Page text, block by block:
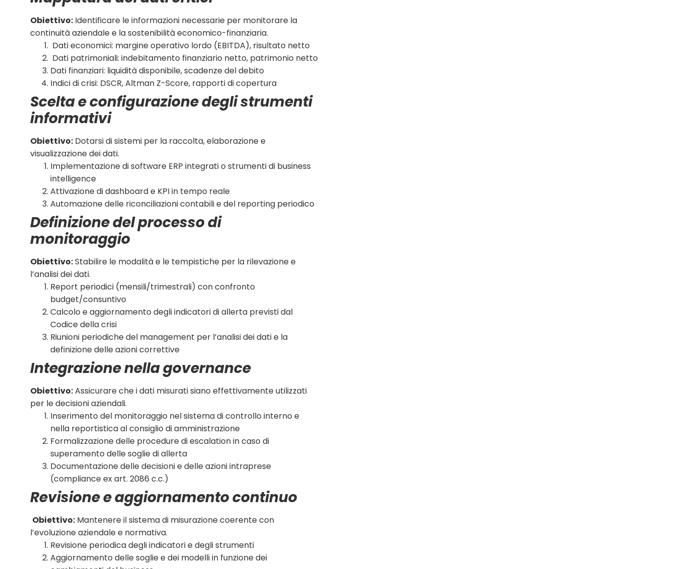
Obiettivo: Identificare le informazioni necessarie per monitorare la
continuità aziendale e la sostenibilità economico-finanziaria.
Dati economici: margine operativo lordo (EBITDA), risultato netto
Dati patrimoniali: indebitamento finanziario netto, patrimonio netto
Dati finanziari: liquidità disponibile, scadenze del debito
Indici di crisi: DSCR, Altman Z-Score, rapporti di copertura
Scelta e configurazione degli strumenti
informativi
Obiettivo: Dotarsi di sistemi per la raccolta, elaborazione e
visualizzazione dei dati.
Implementazione di software ERP integrati o strumenti di business
intelligence
Attivazione di dashboard e KPI in tempo reale
Automazione delle riconciliazioni contabili e del reporting periodico
Definizione del processo di
monitoraggio
Obiettivo:Stabilire le modalità e le tempistiche per la rilevazione e
l’analisi dei dati.
Report periodici (mensili/trimestrali) con confronto
budget/consuntivo
Calcolo e aggiornamento degli indicatori di allerta previsti dal
Codice della crisi
Riunioni periodiche del management per l’analisi dei dati e la
definizione delle azioni correttive
Integrazione nella governance
Obiettivo:Assicurare che i dati misurati siano effettivamente utilizzati
per le decisioni aziendali.
Inserimento del monitoraggio nel sistema di controllo interno e
nella reportistica al consiglio di amministrazione
Formalizzazione delle procedure di escalation in caso di
superamento delle soglie di allerta
Documentazione delle decisioni e delle azioni intraprese
(compliance ex art. 2086 c.c.)
Revisione e aggiornamento continuo
Obiettivo: Mantenere il sistema di misurazione coerente con
l’evoluzione aziendale e normativa.
Revisione periodica degli indicatori e degli strumenti
Aggiornamento delle soglie e dei modelli in funzione dei